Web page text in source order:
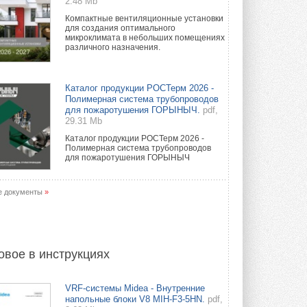
Компактные вентиляционные установки
для создания оптимального
микроклимата в небольших помещениях
различного назначения.
Каталог продукции РОСТерм 2026 -
Полимерная система трубопроводов
для пожаротушения ГОРЫНЫЧ.
pdf,
29.31 Mb
Каталог продукции РОСТерм 2026 -
Полимерная система трубопроводов
для пожаротушения ГОРЫНЫЧ
документы »
в инструкциях
VRF-системы Midea - Внутренние
напольные блоки V8 MIH-F3-5HN. pdf,